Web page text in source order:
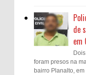
de
em
foram presos na
bairro Planalto, em